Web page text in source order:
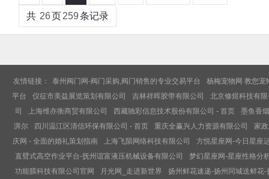
共 26页259条记录
友情链接： 泰州阀门网-阀门采购,阀门销售的专业交易平台
杨梅宠物网 教您宠
平台
仪征市美益展览策划有限公司 吉林祥晖胶带有限公司
北京修煜科技有
司
上海维亦衡商贸有限公司 西藏驰彩信息技术股份有限公司 - 首页
墨鱼香
湃尔
四川温江区清信环保有限公司 - 首页 重庆全赢兴人力资源有限公司
家
庆网 - 全面的婚礼策划指南
上海飞陨网络科技有限公司
方悦星座网-今日星座
直臂式高空作业平台-抚州谊富液压机械设备有限公司
梦幻星座网-星座性格分
功能膜科技有限公司官网
月光网_走进新世界 扬州鲜花速递-扬州同城送鲜花